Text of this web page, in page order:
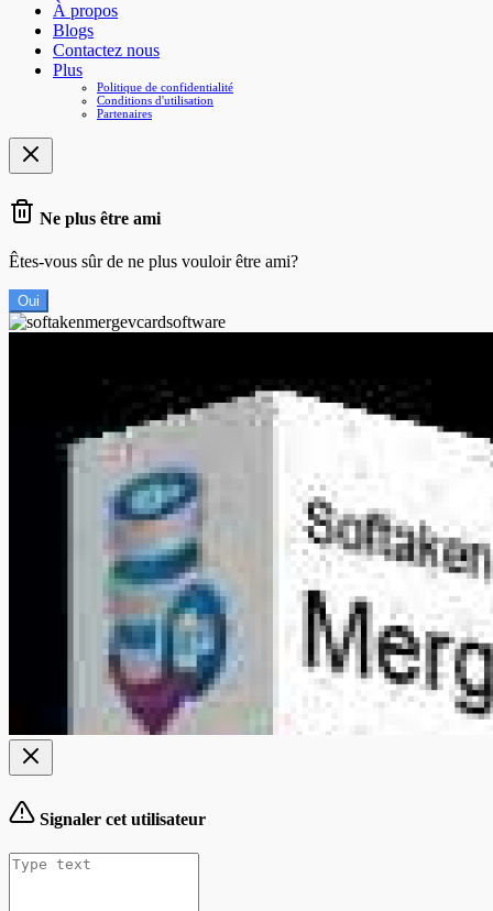
À propos
Blogs
Contactez nous
Plus
Politique de confidentialité
Conditions d'utilisation
Partenaires
Ne plus être ami
Êtes-vous sûr de ne plus vouloir être ami?
Oui
Signaler cet utilisateur